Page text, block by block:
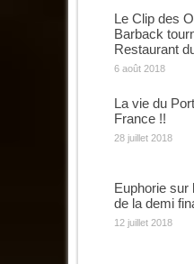
Le Clip des
Barback
Restaurant
6 août 2018
La vie du
France !!
28 juillet 2018
Euphorie sur
de la demi
12 juillet 2018